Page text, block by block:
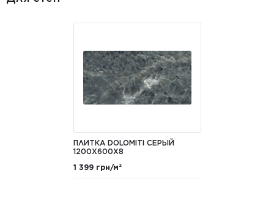
ПЛИТКА DOLOMITI СЕРЫЙ
1200Х600Х8
1 399 грн/м²